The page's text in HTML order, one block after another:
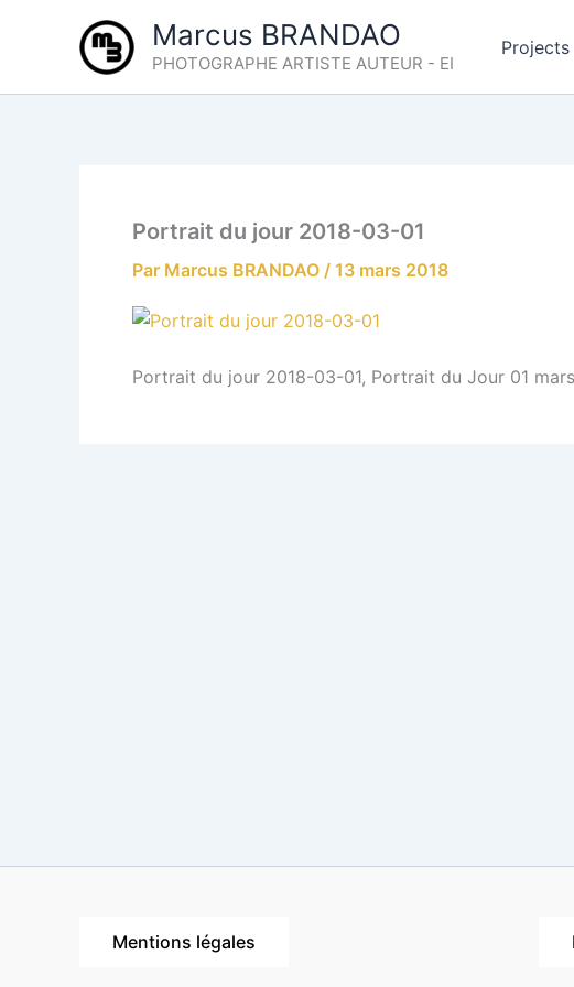
Marcus BRANDAO
PHOTOGRAPHE ARTISTE AUTEUR - EI
Projects
Portrait du jour 2018-03-01
Par Marcus BRANDAO / 13 mars 2018
Portrait du jour 2018-03-01, Portrait du Jour 01
Mentions légales